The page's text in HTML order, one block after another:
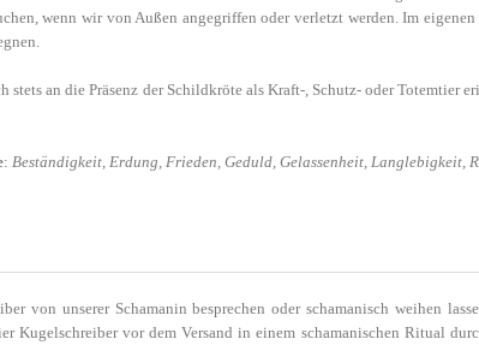
wenn wir von Außen angegriffen oder verletzt werden. Im
stets an die Präsenz der Schildkröte als Kraft-, Schutz- oder
: Beständigkeit, Erdung, Frieden, Geduld, Gelassenheit, Langlebigkeit,
von unserer Schamanin besprechen oder schamanisch weihen
Kugelschreiber vor dem Versand in einem schamanischen Ritual